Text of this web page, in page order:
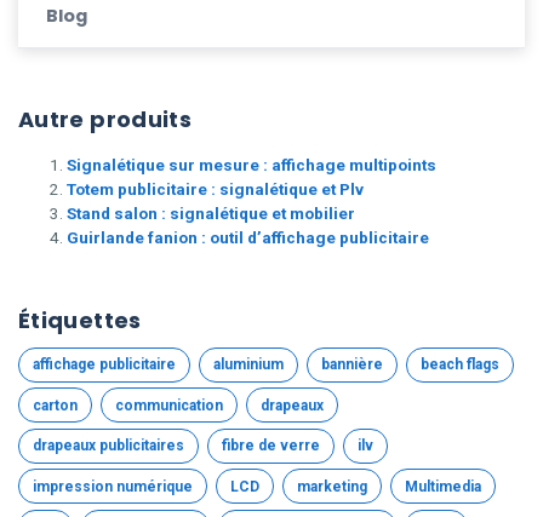
Blog
Autre produits
Signalétique sur mesure : affichage multipoints
Totem publicitaire : signalétique et Plv
Stand salon : signalétique et mobilier
Guirlande fanion : outil d’affichage publicitaire
Étiquettes
affichage publicitaire aluminium bannière beach flags
carton communication drapeaux
drapeaux publicitaires fibre de verre ilv
impression numérique LCD marketing Multimedia